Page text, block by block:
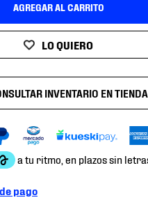
AGREGAR AL CARRITO
INVENTARIO EN TIENDA
pago